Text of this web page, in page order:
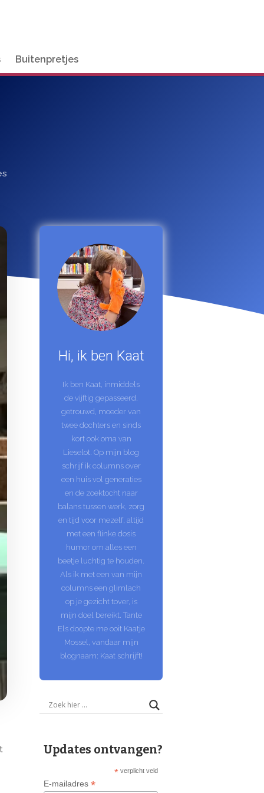
Buitenpretjes
Hi, ik ben Kaat
Ik ben Kaat, inmiddels
de vijftig gepasseerd,
getrouwd, moeder van
twee dochters en sinds
kort ook oma van
Lieselot. Op mijn blog
schrijf ik columns over
een huis vol generaties
en de zoektocht naar
balans tussen werk, zorg
en tijd voor mezelf, altijd
met een flinke dosis
humor om alles een
beetje luchtig te houden.
Als ik met een van mijn
columns een glimlach
op je gezicht tover, is
mijn doel bereikt. Tante
Els doopte me ooit Kaatje
Mossel, vandaar mijn
blognaam: Kaat schrijft!
Updates ontvangen?
*verplicht veld
E-mailadres *